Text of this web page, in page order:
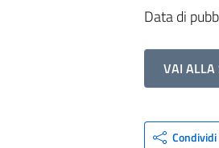
Data di
VAI ALLA
Condividi